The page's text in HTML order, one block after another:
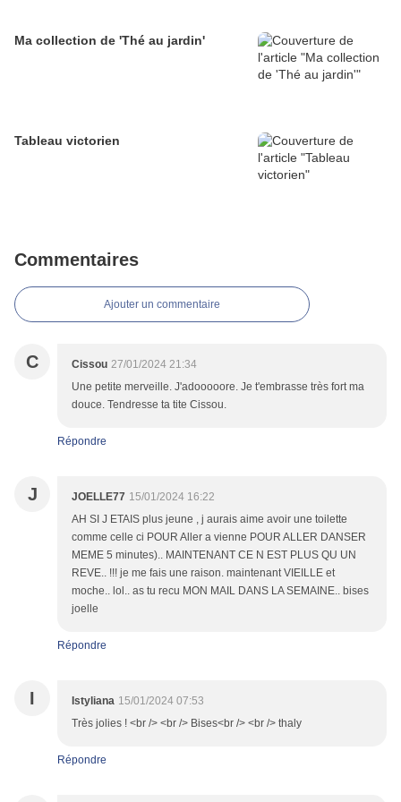
Ma collection de 'Thé au jardin'
Tableau victorien
Commentaires
Ajouter un commentaire
C Cissou 27/01/2024 21:34
Une petite merveille. J'adooooore. Je t'embrasse très fort ma
douce. Tendresse ta tite Cissou.
Répondre
J JOELLE77 15/01/2024 16:22
AH SI J ETAIS plus jeune , j aurais aime avoir une toilette
comme celle ci POUR Aller a vienne POUR ALLER DANSER
MEME 5 minutes).. MAINTENANT CE N EST PLUS QU UN
REVE.. !!! je me fais une raison. maintenant VIEILLE et
moche.. lol.. as tu recu MON MAIL DANS LA SEMAINE.. bises
joelle
Répondre
I Istyliana 15/01/2024 07:53
Très jolies ! <br /> <br /> Bises<br /> <br /> thaly
Répondre